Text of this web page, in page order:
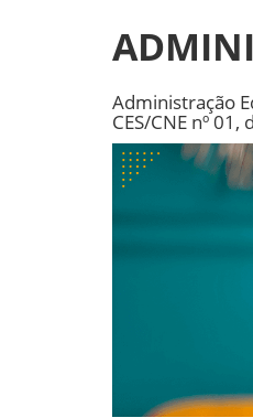
Administração
CES/CNE nº